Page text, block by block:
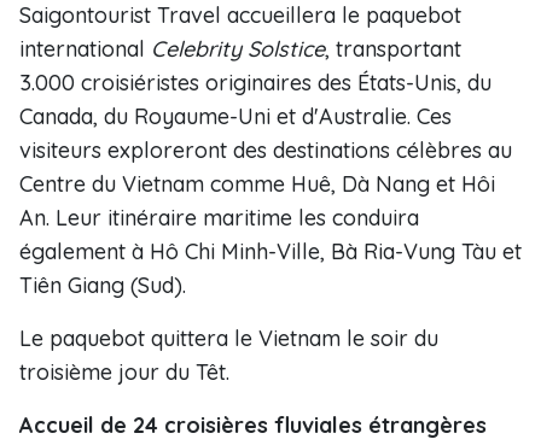
Saigontourist Travel accueillera le paquebot
international Celebrity Solstice, transportant
3.000 croisiéristes originaires des États-Unis, du
Canada, du Royaume-Uni et d'Australie. Ces
visiteurs exploreront des destinations célèbres au
Centre du Vietnam comme Huê, Dà Nang et Hôi
An. Leur itinéraire maritime les conduira
également à Hô Chi Minh-Ville, Bà Ria-Vung Tàu et
Tiên Giang (Sud).
Le paquebot quittera le Vietnam le soir du
troisième jour du Têt.
Accueil de 24 croisières fluviales étrangères